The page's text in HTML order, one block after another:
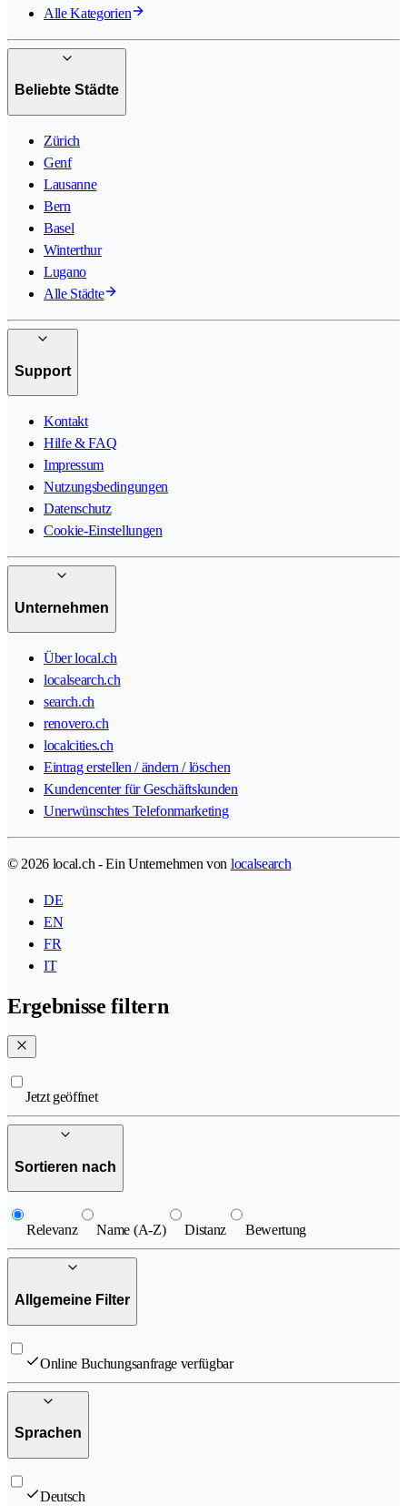
Alle Kategorien
Beliebte Städte
Zürich
Genf
Lausanne
Bern
Basel
Winterthur
Lugano
Alle Städte
Support
Kontakt
Hilfe & FAQ
Impressum
Nutzungsbedingungen
Datenschutz
Cookie-Einstellungen
Unternehmen
Über local.ch
localsearch.ch
search.ch
renovero.ch
localcities.ch
Eintrag erstellen / ändern / löschen
Kundencenter für Geschäftskunden
Unerwünschtes Telefonmarketing
© 2026 local.ch - Ein Unternehmen von localsearch
DE
EN
FR
IT
Ergebnisse filtern
Jetzt geöffnet
Sortieren nach
Relevanz Name (A-Z) Distanz Bewertung
Allgemeine Filter
Online Buchungsanfrage verfügbar
Sprachen
Deutsch